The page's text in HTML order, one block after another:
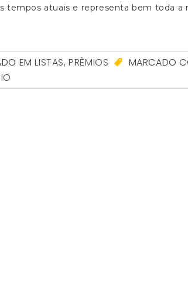
tempos atuais e representa bem toda
EMLISTAS,PRÊMIOS MARCADO